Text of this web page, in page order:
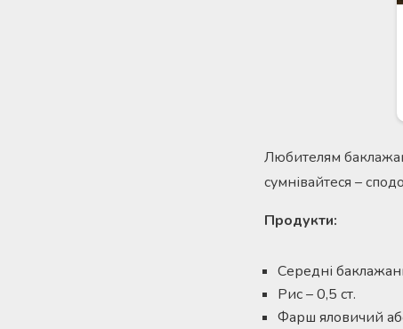
Любителям
сумнівайтеся –
Продукти:
Середні
Рис – 0,5 ст.
Фарш яловичий